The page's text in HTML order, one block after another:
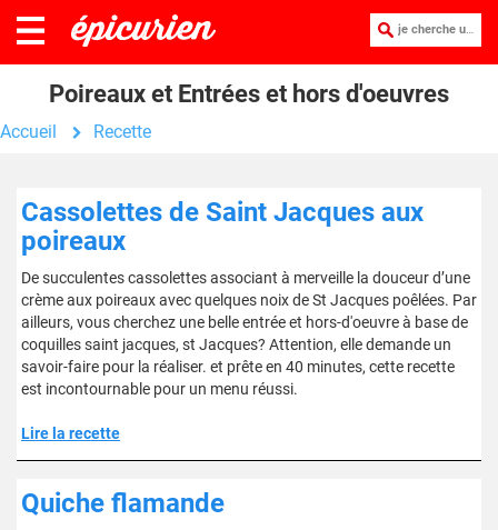
je cherche une recette :
Poireaux et Entrées et hors d'oeuvres
Accueil Recette
Cassolettes de Saint Jacques aux
poireaux
De succulentes cassolettes associant à merveille la douceur d’une
crème aux poireaux avec quelques noix de St Jacques poêlées. Par
ailleurs, vous cherchez une belle entrée et hors-d'oeuvre à base de
coquilles saint jacques, st Jacques? Attention, elle demande un
savoir-faire pour la réaliser. et prête en 40 minutes, cette recette
est incontournable pour un menu réussi.
Lire la recette
Quiche flamande